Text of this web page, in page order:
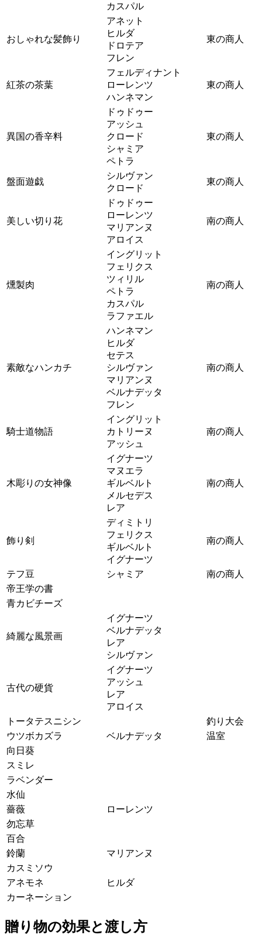
カスパル
おしゃれな髪飾り
アネット
ヒルダ
ドロテア
フレン
東の商人
紅茶の茶葉
フェルディナント
ローレンツ
ハンネマン
東の商人
異国の香辛料
ドゥドゥー
アッシュ
クロード
シャミア
ペトラ
東の商人
盤面遊戯
シルヴァン
クロード
東の商人
美しい切り花
ドゥドゥー
ローレンツ
マリアンヌ
アロイス
南の商人
燻製肉
イングリット
フェリクス
ツィリル
ペトラ
カスパル
ラファエル
南の商人
素敵なハンカチ
ハンネマン
ヒルダ
セテス
シルヴァン
マリアンヌ
ベルナデッタ
フレン
南の商人
騎士道物語
イングリット
カトリーヌ
アッシュ
南の商人
木彫りの女神像
イグナーツ
マヌエラ
ギルベルト
メルセデス
レア
南の商人
飾り剣
ディミトリ
フェリクス
ギルベルト
イグナーツ
南の商人
テフ豆 シャミア
南の商人
帝王学の書
青カビチーズ
綺麗な風景画
イグナーツ
ベルナデッタ
レア
シルヴァン
古代の硬貨
イグナーツ
アッシュ
レア
アロイス
トータテスニシン
釣り大会
ウツボカズラ
ベルナデッタ
温室
向日葵
スミレ
ラベンダー
水仙
薔薇
ローレンツ
勿忘草
百合
鈴蘭
マリアンヌ
カスミソウ
アネモネ
ヒルダ
カーネーション
贈り物の効果と渡し方